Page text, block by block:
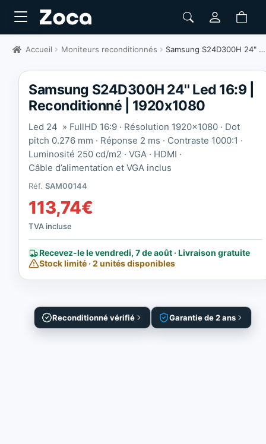
Accueil Moniteurs reconditionnés Samsung S24D300H 24" Led 16:9 | Reconditionné | 1920x1080
Reconditionné vérifié Garantie de 2 ans
Samsung S24D300H 24'' Led 16:9 |
Reconditionné | 1920x1080
Led 24 » FullHD 16:9 · Résolution 1920×1080 · Dot
pitch 0.276 mm · Réponse 2 ms · Contraste 1000:1 ·
Luminosité 250 cd/m2 · VGA · HDMI ·
Câble d’alimentation et VGA inclus
Réf.SAM00144
113,74€
TVA incluse
Recevez-le le vendredi, 7 de août · Livraison gratuite
Stock limité · 2 unités disponibles